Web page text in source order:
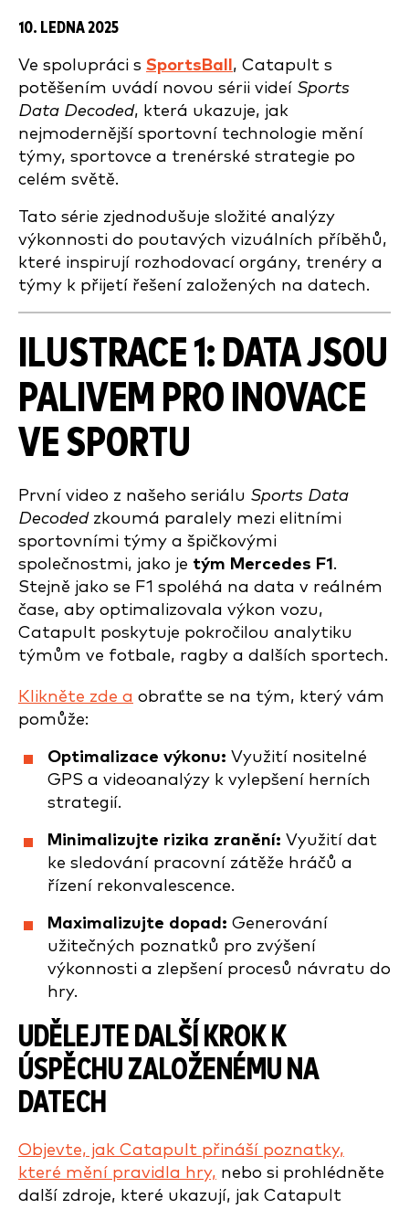
10. LEDNA 2025
Ve spolupráci s SportsBall , Catapult s
potěšením uvádí novou sérii videí Sports
Data Decoded, která ukazuje, jak
nejmodernější sportovní technologie mění
týmy, sportovce a trenérské strategie po
celém světě.
Tato série zjednodušuje složité analýzy
výkonnosti do poutavých vizuálních příběhů,
které inspirují rozhodovací orgány, trenéry a
týmy k přijetí řešení založených na datech.
ILUSTRACE 1: DATA JSOU
PALIVEM PRO INOVACE
VE SPORTU
První video z našeho seriálu Sports Data
Decodedzkoumá paralely mezi elitními
sportovními týmy a špičkovými
společnostmi, jako je tým Mercedes F1.
Stejně jako se F1 spoléhá na data v reálném
čase, aby optimalizovala výkon vozu,
Catapult poskytuje pokročilou analytiku
týmům ve fotbale, ragby a dalších sportech.
Klikněte zde a obraťte se na tým, který vám
pomůže:
Optimalizace výkonu: Využití nositelné
GPS a videoanalýzy k vylepšení herních
strategií.
Minimalizujte rizika zranění: Využití dat
ke sledování pracovní zátěže hráčů a
řízení rekonvalescence.
Maximalizujte dopad: Generování
užitečných poznatků pro zvýšení
výkonnosti a zlepšení procesů návratu do
hry.
UDĚLEJTE DALŠÍ KROK K
ÚSPĚCHU ZALOŽENÉMU NA
DATECH
Objevte, jak Catapult přináší poznatky,
které mění pravidla hry, nebo si prohlédněte
další zdroje, které ukazují, jak Catapult